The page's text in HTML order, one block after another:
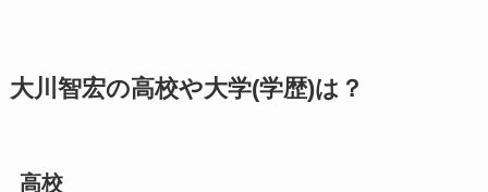
大川智宏の高校や大学(学歴)は？
高校